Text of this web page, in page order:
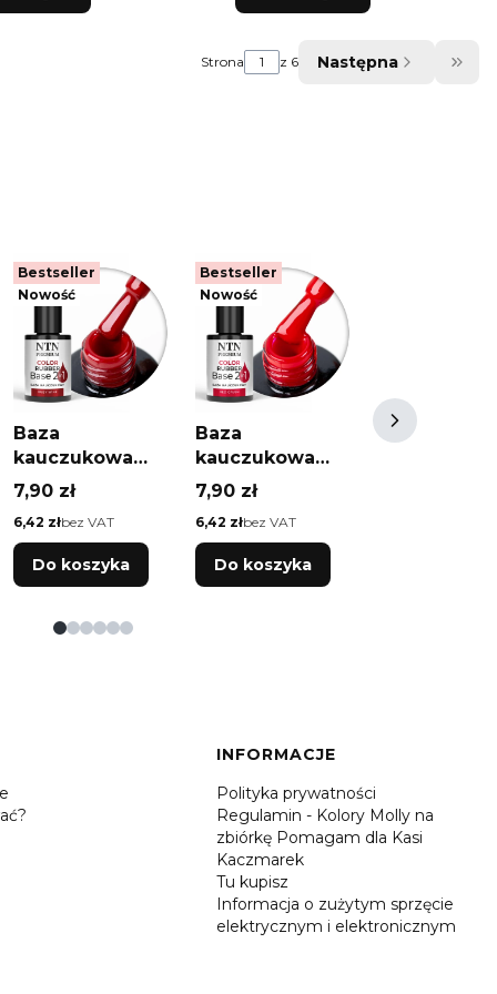
Strona z 6 Następna
Bestseller
Nowość
Baza
kauczukowa
Color Rubber
Base 2in1 NTN
Premium Ruby
Wine 7g
Cena
7,90 zł
Cena
6,42 złbez VAT
Do koszyka
Bestseller
Nowość
Baza
kauczukowa
Color Rubber
Base 2in1 NTN
Premium Red
Crush 7g
Cena
7,90 zł
Cena
6,42 złbez VAT
Do koszyka
Zestaw Do
INFORMACJE
Polityka prywatności
Regulamin - Kolory Molly na
zbiórkę Pomagam dla Kasi
Kaczmarek
Tu kupisz
Informacja o zużytym sprzęcie
elektrycznym i elektronicznym